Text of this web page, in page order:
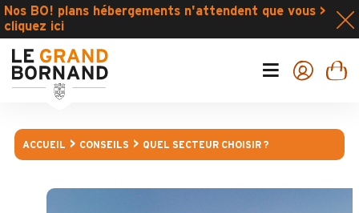
Nos BO! plans hébergements n'attendent que vous >
cliquez ici
ACCUEIL CONSEILS QUEL SECTEUR CHOISIR ?